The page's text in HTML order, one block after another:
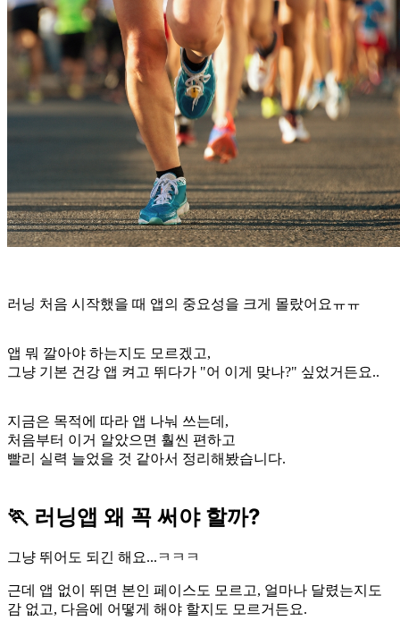
러닝 처음 시작했을 때 앱의 중요성을 크게 몰랐어요ㅠㅠ
앱 뭐 깔아야 하는지도 모르겠고,
그냥 기본 건강 앱 켜고 뛰다가 "어 이게 맞나?" 싶었거든요..
지금은 목적에 따라 앱 나눠 쓰는데,
처음부터 이거 알았으면 훨씬 편하고
빨리 실력 늘었을 것 같아서 정리해봤습니다.
🏃 러닝앱 왜 꼭 써야 할까?
그냥 뛰어도 되긴 해요...ㅋㅋㅋ
근데 앱 없이 뛰면 본인 페이스도 모르고, 얼마나 달렸는지도
감 없고, 다음에 어떻게 해야 할지도 모르거든요.